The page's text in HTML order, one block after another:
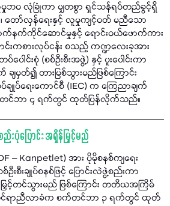
ဝ လုံခြုံကာ မျှတစွာ ရှင်သန်ရပ်တည်ခွင့်ရှိ
တော်လှန်ရေးနှင့် လူမှုကျင့်ဝတ် မညီသော
လက်နက်ကိုင်ဆောင်မှုနှင့် ရောင်းဝယ်ဖောက်ကား
ာင်းကစားလုပ်ငန်း စသည့် ကဏ္ဍလေးခုအား
ေါင်းစုံ (စစ်ဦးစီးအဖွဲ့) နှင့် ပူးပေါင်းကာ
ချမှတ်၍ တားမြစ်သွားမည်ဖြစ်ကြောင်း
ျုပ်ရေးကောင်စီ (IEC) က ကြေညာချက်
တင်ဘာ ၄ ရက်တွင် ထုတ်ပြန်လိုက်သည်။
ပုံပြောင်း အရှိန်မြှင့်မည်
– Kanpetlet) အား ပိုမိုစနစ်ကျရေး
စီးချုပ်စနစ်ဖြင့် ပြောင်းလဲဖွဲ့စည်းကာ
င့်တင်သွားမည် ဖြစ်ကြောင်း တတိယအကြိမ်
ရာညီလာခံက စက်တင်ဘာ ၃ ရက်တွင် ထုတ်